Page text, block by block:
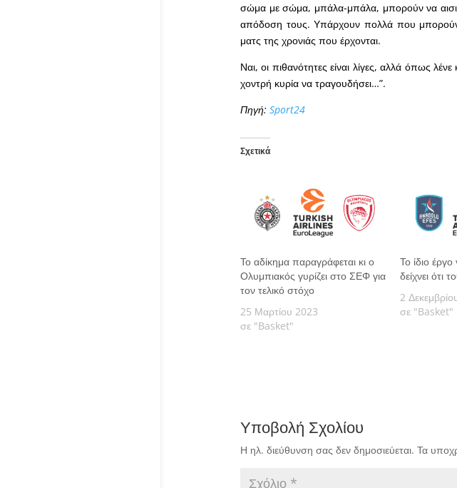
σώμα με σώμα, μπάλα-μπάλα, μπορούν να
απόδοση τους. Υπάρχουν πολλά που μπορούν
ματς της χρονιάς που έρχονται.
Ναι, οι πιθανότητες είναι λίγες, αλλά όπως λένε
χοντρή κυρία να τραγουδήσει…”.
Πηγή: Sport24
Σχετικά
Το αδίκημα παραγράφεται κι ο
Ολυμπιακός γυρίζει στο ΣΕΦ για
τον τελικό στόχο
25 Μαρτίου 2023
σε "Basket"
Το ίδιο
δείχνει ότι
2
σε "Basket"
Υποβολή Σχολίου
Η ηλ. διεύθυνση σας δεν δημοσιεύεται. Τα